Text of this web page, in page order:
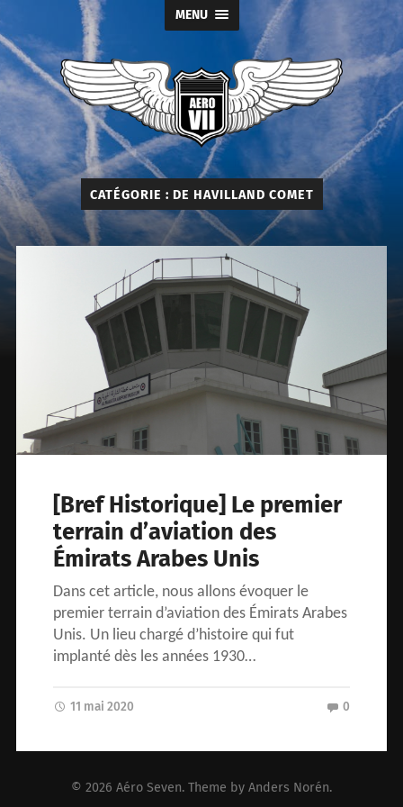
MENU
Aéro
Seven
CATÉGORIE : DE HAVILLAND COMET
[Bref Historique] Le premier
terrain d’aviation des
Émirats Arabes Unis
Dans cet article, nous allons évoquer le
premier terrain d’aviation des Émirats Arabes
Unis. Un lieu chargé d’histoire qui fut
implanté dès les années 1930…
11 mai 2020 0
© 2026 Aéro Seven. Theme by Anders Norén.